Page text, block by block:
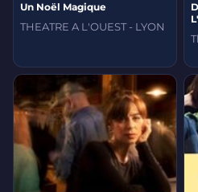
Un Noël Magique
THEATRE A L'OUEST - LYON